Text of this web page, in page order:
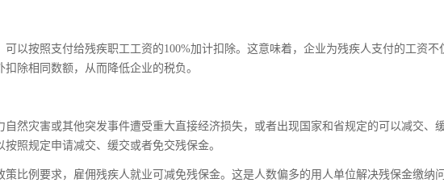
以按照支付给残疾职工工资的100%加计扣除。这意味着，企业为残疾人支付的工资不
除相同数额，从而降低企业的税负。
然灾害或其他突发事件遭受重大直接经济损失，或者出现国家和省规定的可以减交、
照规定申请减交、缓交或者免交残保金。
比例要求，雇佣残疾人就业可减免残保金。这是人数偏多的用人单位解决残保金缴纳问